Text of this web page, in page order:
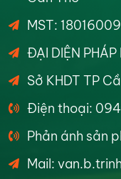
MST:
ĐẠI DIỆN
Sở KHDT TP
Điện thoại:
Phản ánh sản
Mail: